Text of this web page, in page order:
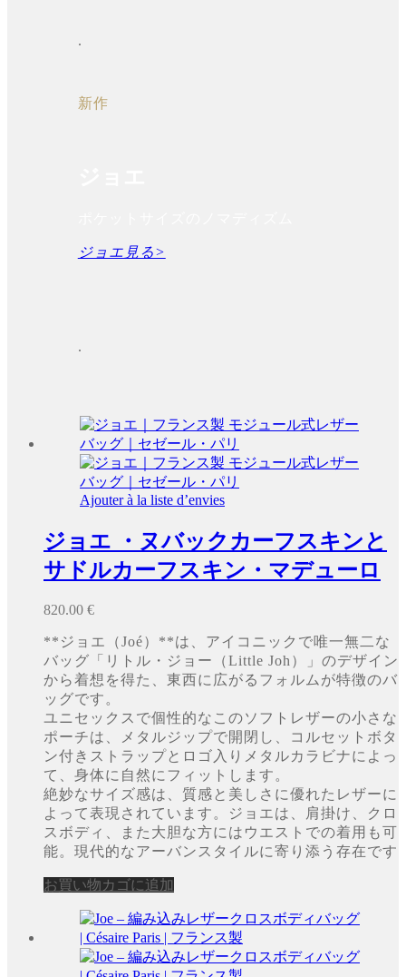
.
新作
ジョエ見る>
.
Ajouter à la liste d’envies
ジョエ ・ヌバックカーフスキンと
サドルカーフスキン・マデューロ
820.00 €
**ジョエ（Joé）**は、アイコニックで唯一無二な
バッグ「リトル・ジョー（Little Joh）」のデザイン
から着想を得た、東西に広がるフォルムが特徴のバ
ッグです。
ユニセックスで個性的なこのソフトレザーの小さな
ポーチは、メタルジップで開閉し、コルセットボタ
ン付きストラップとロゴ入りメタルカラビナによっ
て、身体に自然にフィットします。
絶妙なサイズ感は、質感と美しさに優れたレザーに
よって表現されています。ジョエは、肩掛け、クロ
スボディ、また大胆な方にはウエストでの着用も可
能。現代的なアーバンスタイルに寄り添う存在です
お買い物カゴに追加